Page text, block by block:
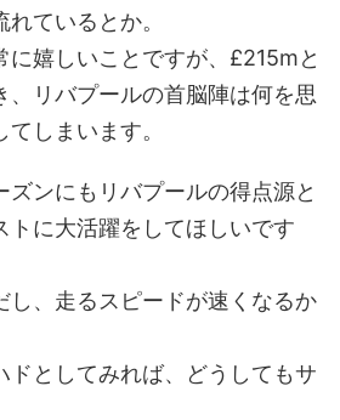
ているとか。
に嬉しいことですが、£215mと
、リバプールの首脳陣は何を思
しまいます。
ズンにもリバプールの得点源と
トに大活躍をしてほしいです
し、走るスピードが速くなるか
ドとしてみれば、どうしてもサ